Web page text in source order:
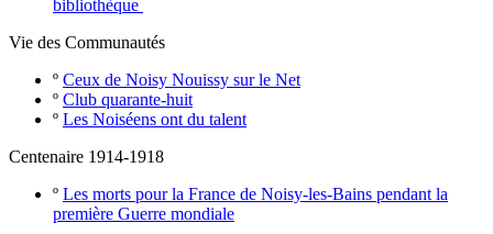
bibliothèque
Vie des Communautés
º Ceux de Noisy Nouissy sur le Net
º Club quarante-huit
º Les Noiséens ont du talent
Centenaire 1914-1918
º Les morts pour la France de Noisy-les-Bains pendant la
première Guerre mondiale